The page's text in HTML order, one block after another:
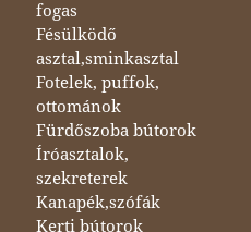
fogas
Fésülködő
asztal,sminkasztal
Fotelek, puffok,
ottománok
Fürdőszoba bútorok
Íróasztalok,
szekreterek
Kanapék,szófák
Kerti bútorok